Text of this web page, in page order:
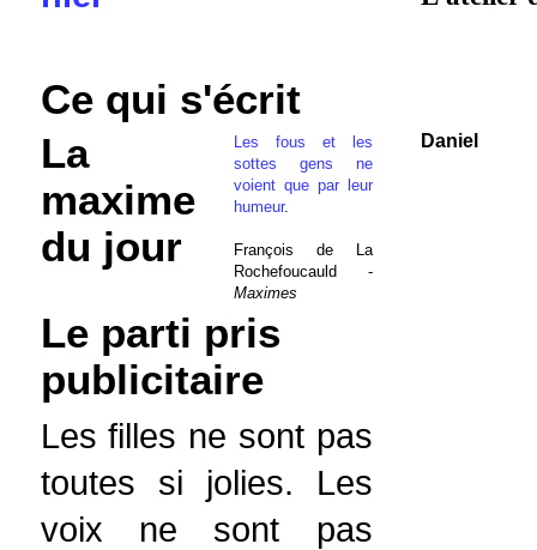
Ce qui s'écrit
La
maxime
du jour
Les fous et les
sottes gens ne
voient que par leur
humeur.
François de La
Rochefoucauld -
Maximes
Daniel
Le parti pris
publicitaire
Les filles ne sont pas
toutes si jolies. Les
voix ne sont pas